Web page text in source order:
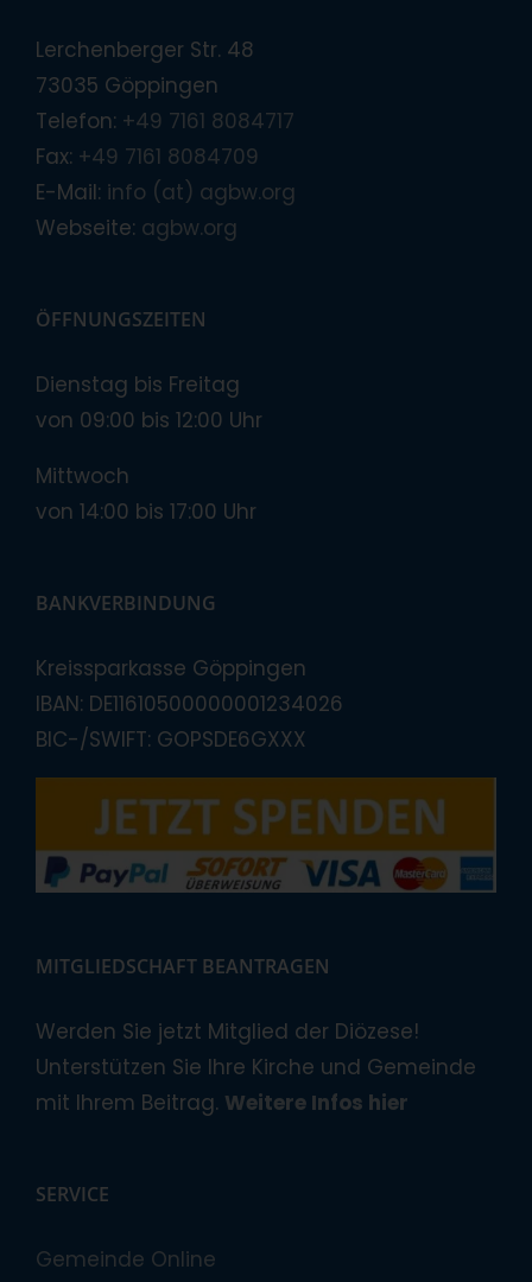
Lerchenberger Str. 48
73035 Göppingen
Telefon: +49 7161 8084717
Fax: +49 7161 8084709
E-Mail: info (at) agbw.org
Webseite: agbw.org
ÖFFNUNGSZEITEN
Dienstag bis Freitag
von 09:00 bis 12:00 Uhr
Mittwoch
von 14:00 bis 17:00 Uhr
BANKVERBINDUNG
Kreissparkasse Göppingen
IBAN: DE11610500000001234026
BIC-/SWIFT: GOPSDE6GXXX
MITGLIEDSCHAFT BEANTRAGEN
Werden Sie jetzt Mitglied der Diözese!
Unterstützen Sie Ihre Kirche und Gemeinde
mit Ihrem Beitrag. Weitere Infos hier
SERVICE
Gemeinde Online